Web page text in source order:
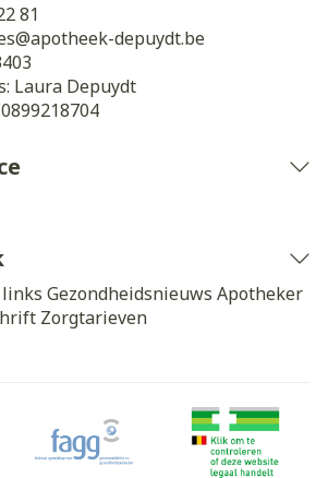
81
apotheek-depuydt.be
Laura Depuydt
Gezondheidsnieuws Apotheker
Zorgtarieven